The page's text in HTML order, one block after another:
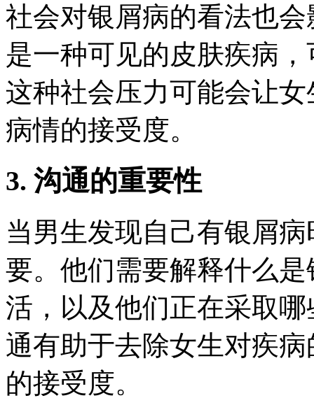
社会对银屑病的看法也
是一种可见的皮肤疾病
这种社会压力可能会让
病情的接受度。
3. 沟通的重要性
当男生发现自己有银屑
要。他们需要解释什么
活，以及他们正在采取
通有助于去除女生对疾
的接受度。